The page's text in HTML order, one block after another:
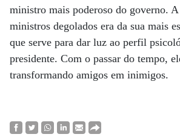
ministro mais poderoso do governo.
ministros degolados era da sua mais
que serve para dar luz ao perfil
presidente. Com o passar do tempo,
transformando amigos em inimigos.